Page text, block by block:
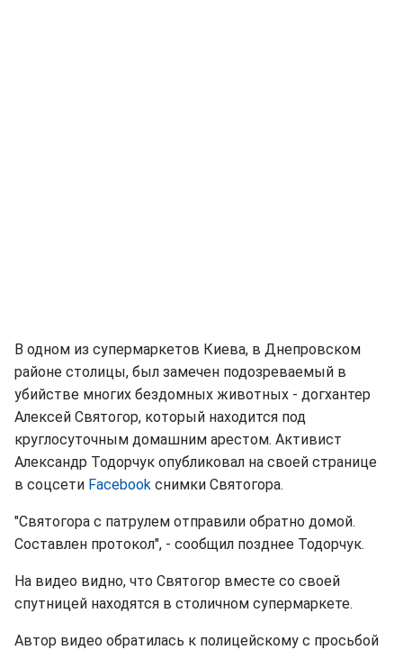
В одном из супермаркетов Киева, в Днепровском
районе столицы, был замечен подозреваемый в
убийстве многих бездомных животных - догхантер
Алексей Святогор, который находится под
круглосуточным домашним арестом. Активист
Александр Тодорчук опубликовал на своей странице
в соцсети Facebook снимки Святогора.
"Святогора с патрулем отправили обратно домой.
Составлен протокол", - сообщил позднее Тодорчук.
На видео видно, что Святогор вместе со своей
спутницей находятся в столичном супермаркете.
Автор видео обратилась к полицейскому с просьбой